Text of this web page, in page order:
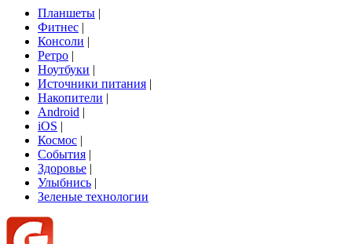
Планшеты |
Фитнес |
Консоли |
Ретро |
Ноутбуки |
Источники питания |
Накопители |
Android |
iOS |
Космос |
События |
Здоровье |
Улыбнись |
Зеленые технологии